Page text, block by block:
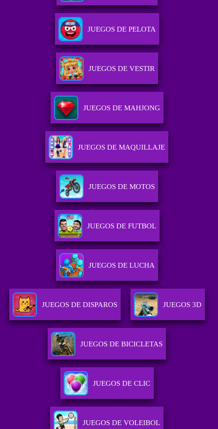
JUEGOS DE PELOTA
JUEGOS DE VESTIR
JUEGOS DE MAHJONG
JUEGOS DE MAQUILLAJE
JUEGOS DE MOTOS
JUEGOS DE FUTBOL
JUEGOS DE LUCHA
JUEGOS DE DISPAROS JUEGOS 3D
JUEGOS DE BICICLETAS
JUEGOS DE CLIC
JUEGOS DE VOLEIBOL